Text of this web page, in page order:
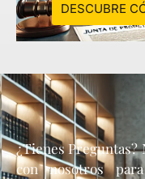
DESCUBRE
¿Tienes
con nosotros